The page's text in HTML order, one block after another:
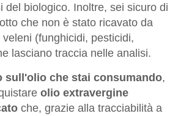
del biologico. Inoltre, sei sicuro di
che non è stato ricavato da
(funghicidi, pesticidi,
lasciano traccia nelle analisi.
sull'olio che stai consumando,
olio extravergine
che, grazie alla tracciabilità a